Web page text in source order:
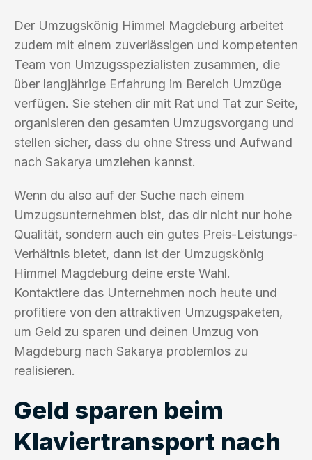
Der Umzugskönig Himmel Magdeburg arbeitet
zudem mit einem zuverlässigen und kompetenten
Team von Umzugsspezialisten zusammen, die
über langjährige Erfahrung im Bereich Umzüge
verfügen. Sie stehen dir mit Rat und Tat zur Seite,
organisieren den gesamten Umzugsvorgang und
stellen sicher, dass du ohne Stress und Aufwand
nach Sakarya umziehen kannst.
Wenn du also auf der Suche nach einem
Umzugsunternehmen bist, das dir nicht nur hohe
Qualität, sondern auch ein gutes Preis-Leistungs-
Verhältnis bietet, dann ist der Umzugskönig
Himmel Magdeburg deine erste Wahl.
Kontaktiere das Unternehmen noch heute und
profitiere von den attraktiven Umzugspaketen,
um Geld zu sparen und deinen Umzug von
Magdeburg nach Sakarya problemlos zu
realisieren.
Geld sparen beim
Klaviertransport nach